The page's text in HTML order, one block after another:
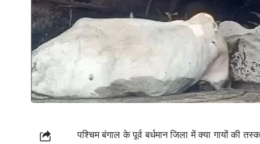
पश्चिम बंगाल के पूर्व बर्धमान जिला में क्या गायों